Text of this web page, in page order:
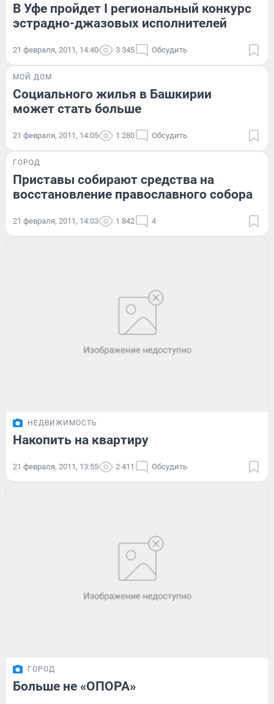
В Уфе пройдет I региональный конкурс
эстрадно-джазовых исполнителей
21 февраля, 2011, 14:40 3 345 Обсудить
МОЙ ДОМ
Социального жилья в Башкирии
может стать больше
21 февраля, 2011, 14:05 1 280 Обсудить
ГОРОД
Приставы собирают средства на
восстановление православного собора
21 февраля, 2011, 14:03 1 842 4
НЕДВИЖИМОСТЬ
Накопить на квартиру
21 февраля, 2011, 13:55 2 411 Обсудить
ГОРОД
Больше не «ОПОРА»